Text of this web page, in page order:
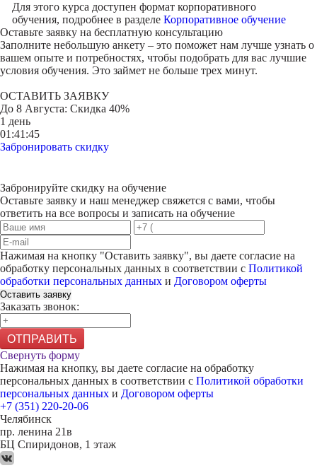
Для этого курса доступен формат корпоративного
обучения, подробнее в разделе Корпоративное обучение
Оставьте заявку на бесплатную консультацию
Заполните небольшую анкету – это поможет нам лучше узнать о
вашем опыте и потребностях, чтобы подобрать для вас лучшие
условия обучения. Это займет не больше трех минут.
ОСТАВИТЬ ЗАЯВКУ
До 8 Августа: Скидка 40%
1 день
01:41:45
Забронировать скидку
Забронируйте скидку на обучение
Оставьте заявку и наш менеджер свяжется с вами, чтобы
ответить на все вопросы и записать на обучение
Нажимая на кнопку "Оставить заявку", вы даете согласие на
обработку персональных данных в соответствии с Политикой
обработки персональных данных и Договором оферты
Оставить заявку
Заказать звонок:
ОТПРАВИТЬ
Свернуть форму
Нажимая на кнопку, вы даете согласие на обработку
персональных данных в соответствии с Политикой обработки
персональных данных и Договором оферты
+7 (351) 220-20-06
Челябинск
пр. ленина 21в
БЦ Спиридонов, 1 этаж